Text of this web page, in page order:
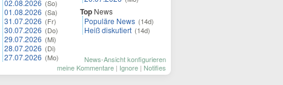
02.08.2026 (So)
01.08.2026 (Sa)
31.07.2026 (Fr)
30.07.2026 (Do)
29.07.2026 (Mi)
28.07.2026 (Di)
27.07.2026 (Mo)
Top News
Populäre News (14d)
Heiß diskutiert (14d)
News-Ansicht konfigurieren
meine Kommentare | Ignore | Notifies